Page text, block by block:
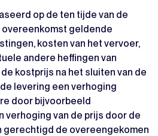
op de ten tijde van de
geldende
kosten van het vervoer,
andere heffingen van
kostprijs na het sluiten van de
levering een verhoging
door bijvoorbeeld
verhoging van de prijs door de
gerechtigd de overeengekomen